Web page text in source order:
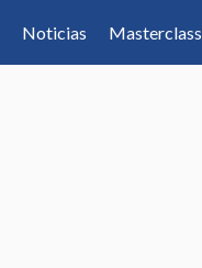
Noticias Masterclass